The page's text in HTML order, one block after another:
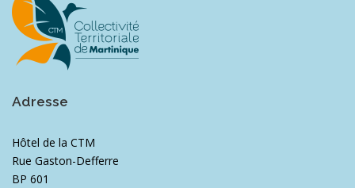
Adresse
Hôtel de la CTM
Rue Gaston-Defferre
BP 601